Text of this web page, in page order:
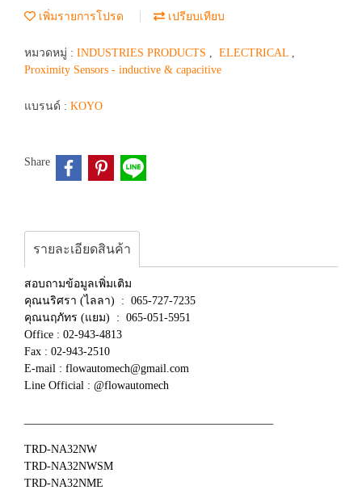
เพิ่มรายการโปรด เปรียบเทียบ
หมวดหมู่ : INDUSTRIES PRODUCTS , ELECTRICAL ,
Proximity Sensors - inductive & capacitive
แบรนด์ : KOYO
Share
รายละเอียดสินค้า
สอบถามข้อมูลเพิ่มเติม
คุณนริศรา (ไลลา) : 065-727-7235
คุณนฤภัทร (แยม) : 065-051-5951
Office : 02-943-4813
Fax : 02-943-2510
E-mail : flowautomech@gmail.com
Line Official : @flowautomech
TRD-NA32NW
TRD-NA32NWSM
TRD-NA32NME